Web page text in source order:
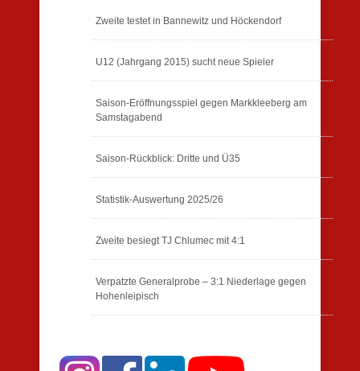
Zweite testet in Bannewitz und Höckendorf
U12 (Jahrgang 2015) sucht neue Spieler
Saison-Eröffnungsspiel gegen Markkleeberg am
Samstagabend
Saison-Rückblick: Dritte und Ü35
Statistik-Auswertung 2025/26
Zweite besiegt TJ Chlumec mit 4:1
Verpatzte Generalprobe – 3:1 Niederlage gegen
Hohenleipisch